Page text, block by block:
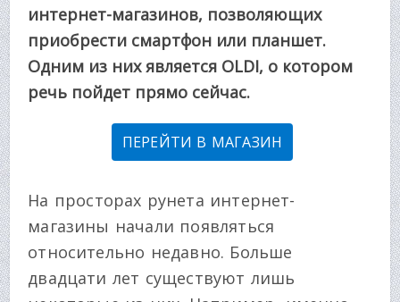
интернет-магазинов, позволяющих
приобрести смартфон или планшет.
Одним из них является OLDI, о котором
речь пойдет прямо сейчас.
ПЕРЕЙТИ В МАГАЗИН
На просторах рунета интернет-
магазины начали появляться
относительно недавно. Больше
двадцати лет существуют лишь